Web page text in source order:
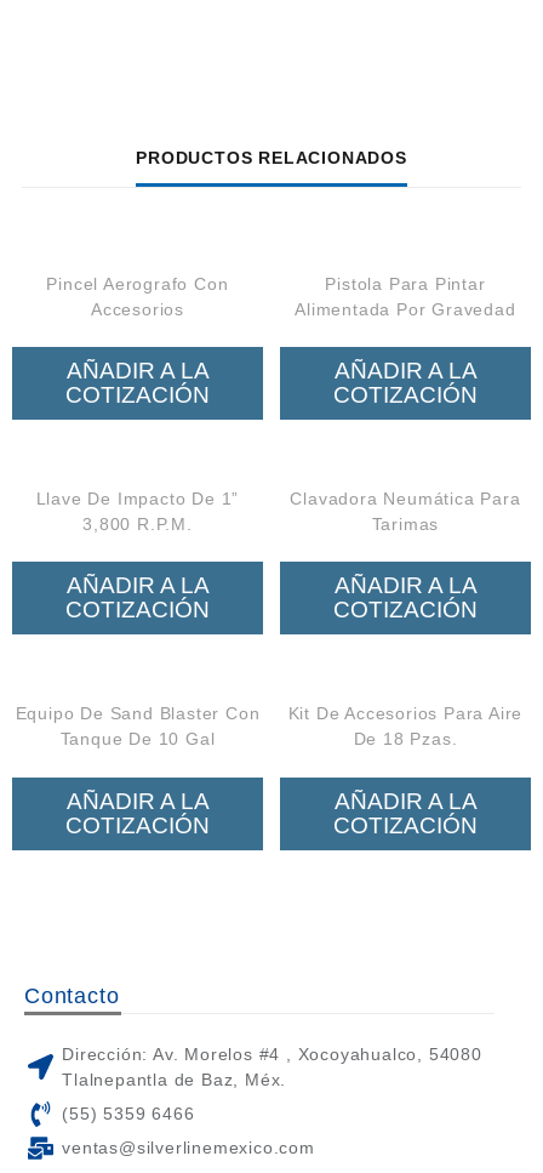
PRODUCTOS RELACIONADOS
Pincel Aerografo Con
Accesorios
AÑADIR A LA
COTIZACIÓN
Pistola Para Pintar
Alimentada Por Gravedad
AÑADIR A LA
COTIZACIÓN
Llave De Impacto De 1”
3,800 R.P.M.
AÑADIR A LA
COTIZACIÓN
Clavadora Neumática Para
Tarimas
AÑADIR A LA
COTIZACIÓN
Equipo De Sand Blaster Con
Tanque De 10 Gal
AÑADIR A LA
COTIZACIÓN
Kit De Accesorios Para Aire
De 18 Pzas.
AÑADIR A LA
COTIZACIÓN
Contacto
Dirección: Av. Morelos #4 , Xocoyahualco, 54080
Tlalnepantla de Baz, Méx.
(55) 5359 6466
ventas@silverlinemexico.com